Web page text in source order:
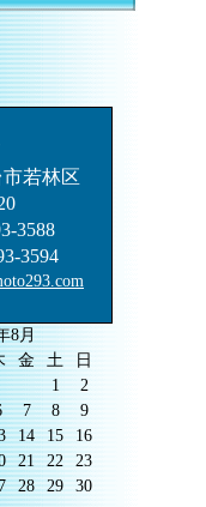
若林区
3588
3594
8月
金 土
日
1
2
7 8
9
14 15
16
21 22
23
28 29
30